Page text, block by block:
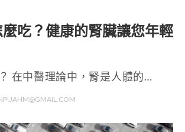
吃？健康的腎臟讓您年輕
在中醫理論中，腎是人體的…